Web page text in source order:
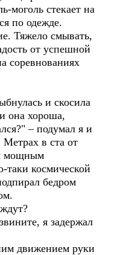
моголь стекает на
по одежде.
Тяжело смывать,
от успешной
соревнованиях
и скосила
она хороша,
– подумал я и
Метрах в ста от
мощным
таки космической
бедром
я задержал
движением руки